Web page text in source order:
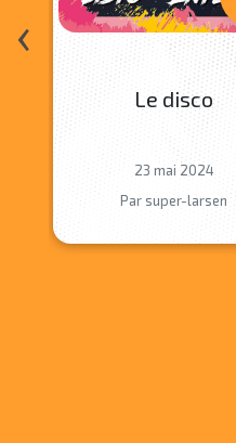
Le disco
23 mai 2024
Par super-larsen
‹